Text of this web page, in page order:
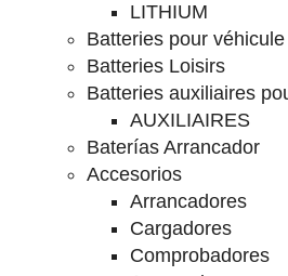
LITHIUM
Batteries pour
Batteries Loisirs
Batteries auxiliaires
AUXILIAIRES
Baterías Arrancador
Accesorios
Arrancadores
Cargadores
Comprobadores